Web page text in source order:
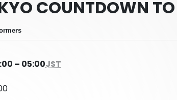
COUNTDOWN
– 05:00JST